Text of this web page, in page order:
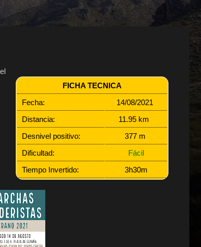
FICHA TECNICA
Fecha: 14/08/2021
Distancia: 11.95 km
Desnivel positivo: 377 m
Dificultad: Fácil
Tiempo Invertido: 3h30m